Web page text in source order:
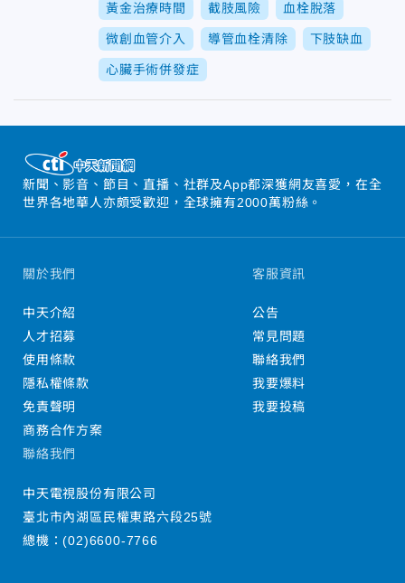
黃金治療時間 截肢風險 血栓脫落
微創血管介入 導管血栓清除 下肢缺血
心臟手術併發症
新聞、影音、節目、直播、社群及App都深獲網友喜愛，在全
世界各地華人亦頗受歡迎，全球擁有2000萬粉絲。
關於我們
中天介紹
人才招募
使用條款
隱私權條款
免責聲明
商務合作方案
客服資訊
公告
常見問題
聯絡我們
我要爆料
我要投稿
聯絡我們
中天電視股份有限公司
臺北市內湖區民權東路六段25號
總機：(02)6600-7766